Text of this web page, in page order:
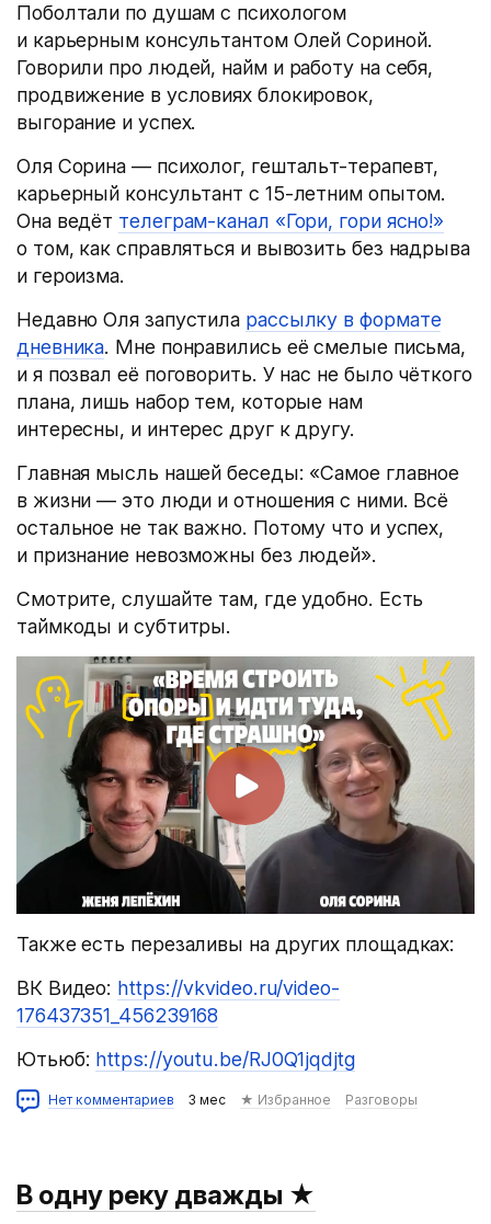
Поболтали по душам с психологом
и карьерным консультантом Олей Сориной.
Говорили про людей, найм и работу на себя,
продвижение в условиях блокировок,
выгорание и успех.
Оля Сорина — психолог, гештальт-терапевт,
карьерный консультант с 15-летним опытом.
Она ведёт телеграм-канал «Гори, гори ясно!»
о том, как справляться и вывозить без надрыва
и героизма.
Недавно Оля запустила рассылку в формате
дневника. Мне понравились её смелые письма,
и я позвал её поговорить. У нас не было чёткого
плана, лишь набор тем, которые нам
интересны, и интерес друг к другу.
Главная мысль нашей беседы: «Самое главное
в жизни — это люди и отношения с ними. Всё
остальное не так важно. Потому что и успех,
и признание невозможны без людей».
Смотрите, слушайте там, где удобно. Есть
таймкоды и субтитры.
Также есть перезаливы на других площадках:
ВК Видео: https://vkvideo.ru/video-
176437351_456239168
Ютьюб: https://youtu.be/RJ0Q1jqdjtg
Нет комментариев 3 мес ★ Избранное Разговоры
В одну реку дважды ★